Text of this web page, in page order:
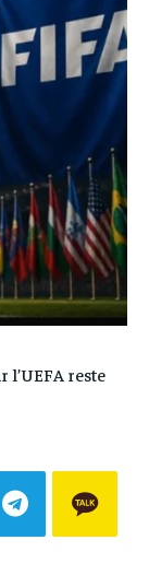
l’UEFA reste